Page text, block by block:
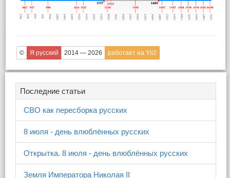
© Я русский 2014 — 2026 работает на Yii2
Последние статьи
СВО как пересборка русских
8 июля - день влюблённых русских
Открытка. 8 июля - день влюблённых русских
Земля Императора Николая II